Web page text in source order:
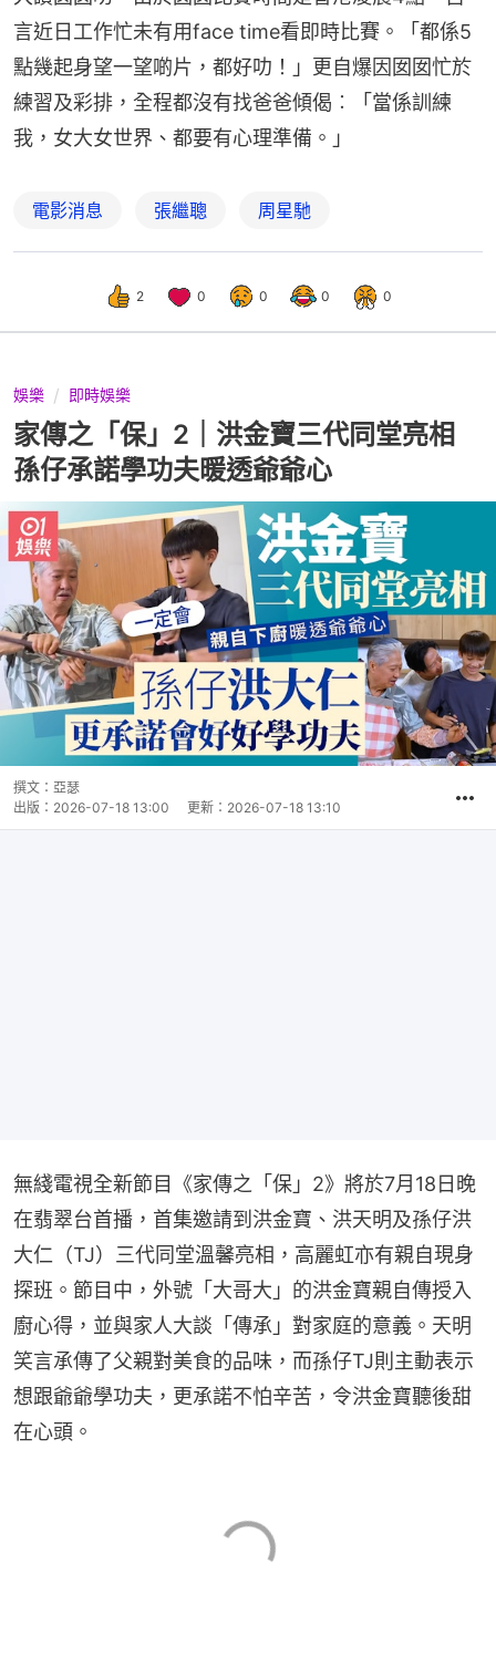
言近日工作忙未有用face time看即時比賽。「都係5
點幾起身望一望啲片，都好叻！」更自爆因囡囡忙於
練習及彩排，全程都沒有找爸爸傾偈︰「當係訓練
我，女大女世界、都要有心理準備。」
電影消息 張繼聰 周星馳
2 0 0 0 0
娛樂 即時娛樂
家傳之「保」2｜洪金寶三代同堂亮相
孫仔承諾學功夫暖透爺爺心
撰文： 亞瑟
出版： 2026-07-18 13:00 更新： 2026-07-18 13:10
無綫電視全新節目《家傳之「保」2》將於7月18日晚
在翡翠台首播，首集邀請到洪金寶、洪天明及孫仔洪
大仁（TJ）三代同堂溫馨亮相，高麗虹亦有親自現身
探班。節目中，外號「大哥大」的洪金寶親自傳授入
廚心得，並與家人大談「傳承」對家庭的意義。天明
笑言承傳了父親對美食的品味，而孫仔TJ則主動表示
想跟爺爺學功夫，更承諾不怕辛苦，令洪金寶聽後甜
在心頭。